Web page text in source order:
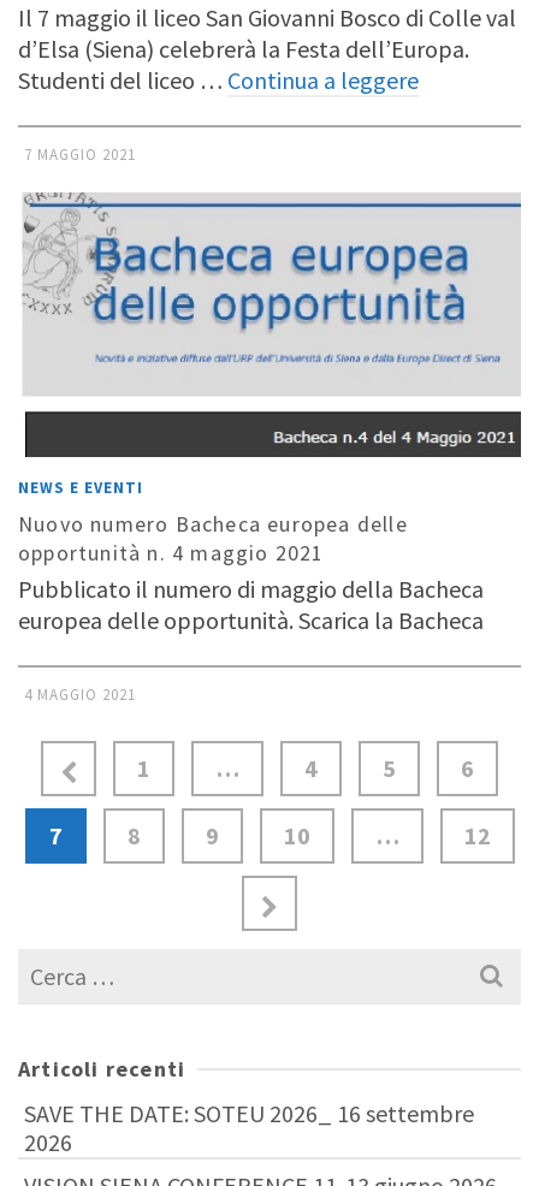
Il 7 maggio il liceo San Giovanni Bosco di Colle val
d’Elsa (Siena) celebrerà la Festa dell’Europa.
Studenti del liceo … Continua a leggere
7 MAGGIO 2021
NEWS E EVENTI
Nuovo numero Bacheca europea delle
opportunità n. 4 maggio 2021
Pubblicato il numero di maggio della Bacheca
europea delle opportunità. Scarica la Bacheca
4 MAGGIO 2021
1 … 4 5 6
7 8 9 10 … 12
Cerca
per:
Articoli recenti
SAVE THE DATE: SOTEU 2026_ 16 settembre
2026